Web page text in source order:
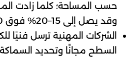
حسب المساحة؛ كلما زادت
وقد يصل إلى 15–20% فوق 500–1000 م².
الشركات المهنية ترسل فنيًا
السطح مجانًا وتحديد السماكة